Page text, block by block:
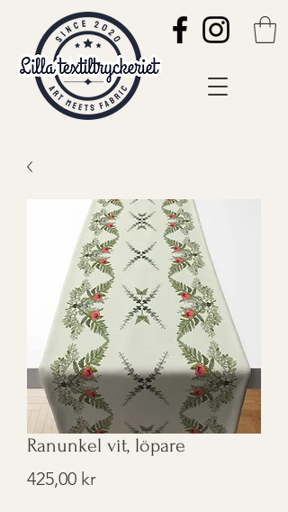
Ranunkel vit, löpare
425,00 krPris